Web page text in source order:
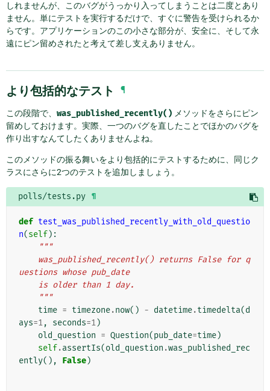
しれませんが、このバグがうっかり入ってしまうことは二度とあり
ません。単にテストを実行するだけで、すぐに警告を受けられるか
らです。アプリケーションのこの小さな部分が、安全に、そして永
遠にピン留めされたと考えて差し支えありません。
より包括的なテスト ¶
この段階で、 was_published_recently() メソッドをさらにピン
留めしておけます。実際、一つのバグを直したことでほかのバグを
作り出すなんてしたくありませんよね。
このメソッドの振る舞いをより包括的にテストするために、同じク
ラスにさらに2つのテストを追加しましょう。
polls/tests.py ¶
def test_was_published_recently_with_old_questio
n(self):
"""
uestions whose pub_date
    is older than 1 day.
    """
time = timezone.now() - datetime.timedelta(d
ays=1, seconds=1)
old_question = Question(pub_date=time)
self.assertIs(old_question .was_published_rec
ently(), False)